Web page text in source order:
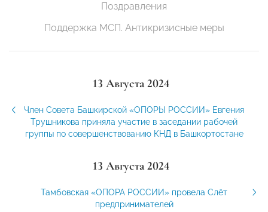
Поздравления
Поддержка МСП. Антикризисные меры
13 Августа 2024
Член Совета Башкирской «ОПОРЫ РОССИИ» Евгения
Трушникова приняла участие в заседании рабочей
группы по совершенствованию КНД в Башкортостане
13 Августа 2024
Тамбовская «ОПОРА РОССИИ» провела Слёт
предпринимателей